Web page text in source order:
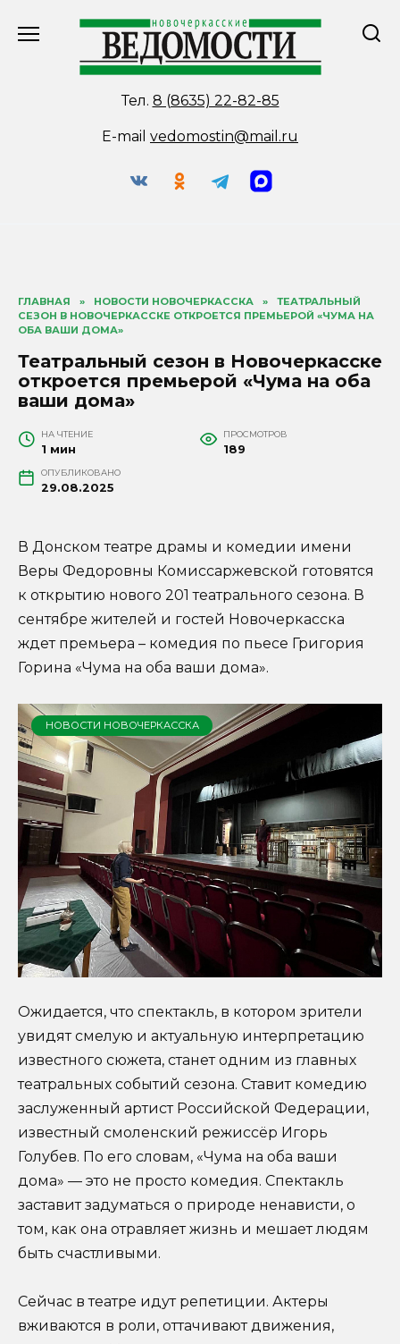
Тел. 8 (8635) 22-82-85
E-mail vedomostin@mail.ru
ГЛАВНАЯ » НОВОСТИ НОВОЧЕРКАССКА »
ТЕАТРАЛЬНЫЙ
СЕЗОН В НОВОЧЕРКАССКЕ ОТКРОЕТСЯ ПРЕМЬЕРОЙ «ЧУМА НА
ОБА ВАШИ ДОМА»
Театральный сезон в Новочеркасске
откроется премьерой «Чума на оба
ваши дома»
НА ЧТЕНИЕ
1 мин
ПРОСМОТРОВ
189
ОПУБЛИКОВАНО
29.08.2025
В Донском театре драмы и комедии имени
Веры Федоровны Комиссаржевской готовятся
к открытию нового 201 театрального сезона. В
сентябре жителей и гостей Новочеркасска
ждет премьера – комедия по пьесе Григория
Горина «Чума на оба ваши дома».
НОВОСТИ НОВОЧЕРКАССКА
Ожидается, что спектакль, в котором зрители
увидят смелую и актуальную интерпретацию
известного сюжета, станет одним из главных
театральных событий сезона. Ставит комедию
заслуженный артист Российской Федерации,
известный смоленский режиссёр Игорь
Голубев. По его словам, «Чума на оба ваши
дома» — это не просто комедия. Спектакль
заставит задуматься о природе ненависти, о
том, как она отравляет жизнь и мешает людям
быть счастливыми.
Сейчас в театре идут репетиции. Актеры
вживаются в роли, оттачивают движения,